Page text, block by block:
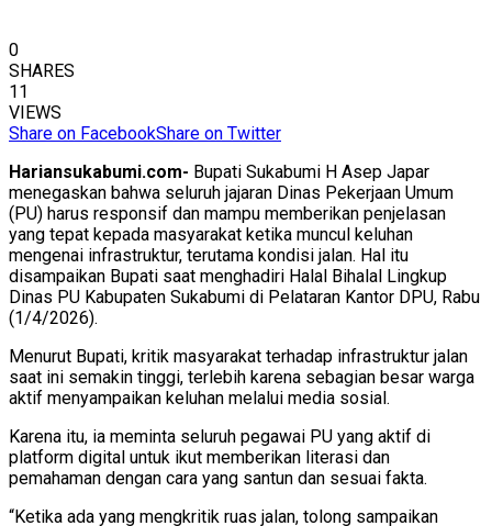
0
SHARES
11
VIEWS
Share on FacebookShare on Twitter
Hariansukabumi.com- Bupati Sukabumi H Asep Japar
menegaskan bahwa seluruh jajaran Dinas Pekerjaan Umum
(PU) harus responsif dan mampu memberikan penjelasan
yang tepat kepada masyarakat ketika muncul keluhan
mengenai infrastruktur, terutama kondisi jalan. Hal itu
disampaikan Bupati saat menghadiri Halal Bihalal Lingkup
Dinas PU Kabupaten Sukabumi di Pelataran Kantor DPU, Rabu
(1/4/2026).
Menurut Bupati, kritik masyarakat terhadap infrastruktur jalan
saat ini semakin tinggi, terlebih karena sebagian besar warga
aktif menyampaikan keluhan melalui media sosial.
Karena itu, ia meminta seluruh pegawai PU yang aktif di
platform digital untuk ikut memberikan literasi dan
pemahaman dengan cara yang santun dan sesuai fakta.
“Ketika ada yang mengkritik ruas jalan, tolong sampaikan